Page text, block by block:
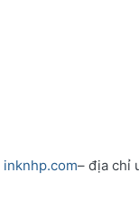
inknhp.com– địa chỉ